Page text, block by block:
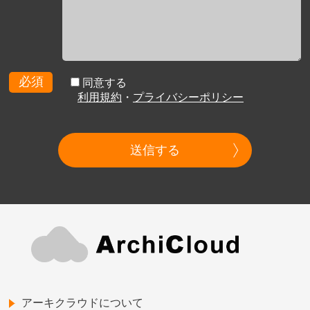
必須
同意する
利用規約 ・ プライバシーポリシー
送信する
アーキクラウドについて